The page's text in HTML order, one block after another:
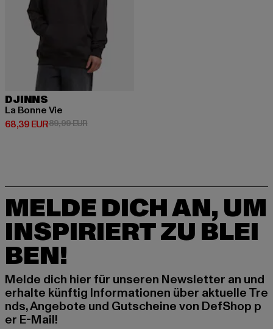
DJINNS
La Bonne Vie
68,39 EUR
Derzeitiger Preis: 68,39 EUR
89,99 EURAktionspreis: 89,99 EUR
MELDE DICH AN, UM
INSPIRIERT ZU BLEI
BEN!
Melde dich hier für unseren Newsletter an und
erhalte künftig Informationen über aktuelle Tre
nds, Angebote und Gutscheine von DefShop p
er E-Mail!